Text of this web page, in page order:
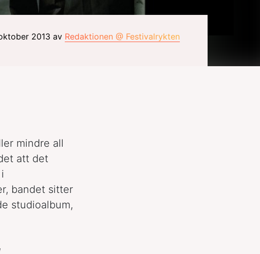
2013 av Redaktionen @ Festivalrykten
mindre all
att det
bandet sitter
studioalbum,